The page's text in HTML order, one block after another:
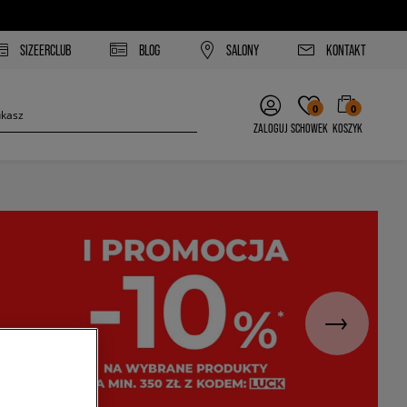
SIZEERCLUB BLOG SALONY KONTAKT
ZALOGUJ
0
SCHOWEK
0
KOSZYK